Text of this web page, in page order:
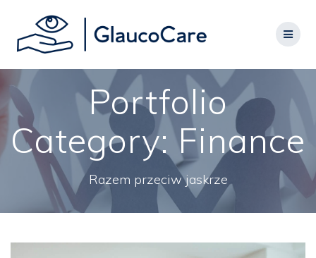
content
Portfolio
Category:Finance
Razem przeciw jaskrze